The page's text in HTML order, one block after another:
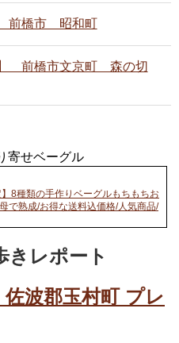
前橋市 昭和町
】 前橋市文京町 森の切
寄せベーグル
8種類の手作りベーグルもちもちお
で熟成/お得な送料込価格/人気商品/
きレポート
佐波郡玉村町 プレ